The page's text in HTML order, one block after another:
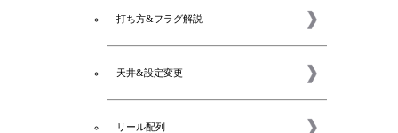
打ち方&フラグ解説
天井&設定変更
リール配列